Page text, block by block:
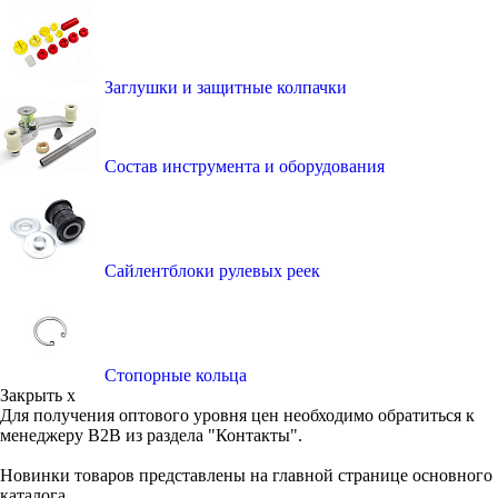
Заглушки и защитные колпачки
Состав инструмента и оборудования
Сайлентблоки рулевых реек
Стопорные кольца
Закрыть x
Для получения оптового уровня цен необходимо обратиться к
менеджеру B2B из раздела "Контакты".
Новинки товаров представлены на главной странице основного